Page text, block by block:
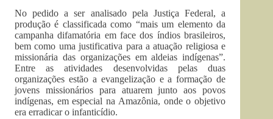
No pedido a ser analisado pela Justiça Federal, a
produção é classificada como “mais um elemento da
campanha difamatória em face dos índios brasileiros,
bem como uma justificativa para a atuação religiosa e
missionária das organizações em aldeias indígenas”.
Entre as atividades desenvolvidas pelas duas
organizações estão a evangelização e a formação de
jovens missionários para atuarem junto aos povos
indígenas, em especial na Amazônia, onde o objetivo
era erradicar o infanticídio.